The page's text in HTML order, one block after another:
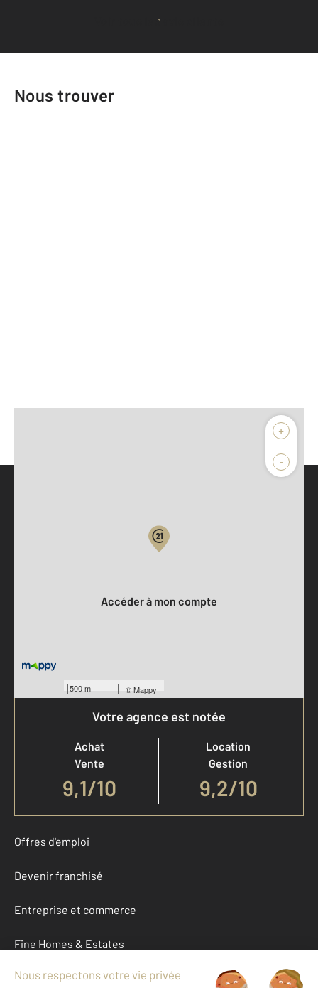
Voir tous les avis clients
Nous trouver
+
-
500 m ©Mappy
Accéder à mon compte
Votre agence est notée
Achat
Vente
9,1/10
Location
Gestion
9,2/10
Offres d'emploi
Devenir franchisé
Entreprise et commerce
Fine Homes & Estates
À propos